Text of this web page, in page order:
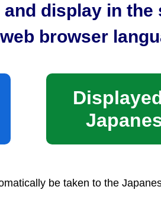
display in the
browser
be taken to the